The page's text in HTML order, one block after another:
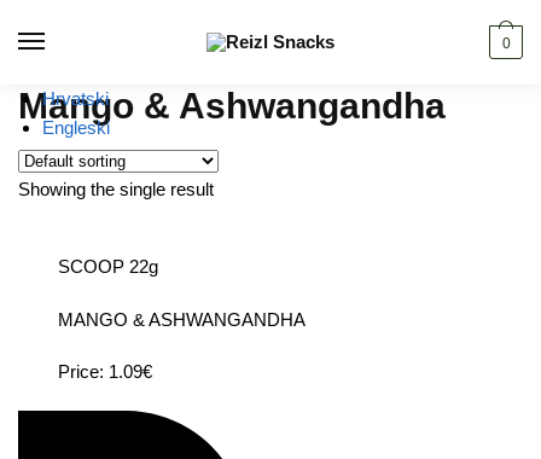
0
Hrvatski
Engleski
Mango & Ashwangandha
Showing the single result
SCOOP 22g
MANGO & ASHWANGANDHA
Price: 1.09€